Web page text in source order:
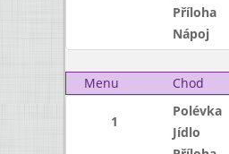
Příloha
Nápoj
Menu
Chod
1
Polévka
Jídlo